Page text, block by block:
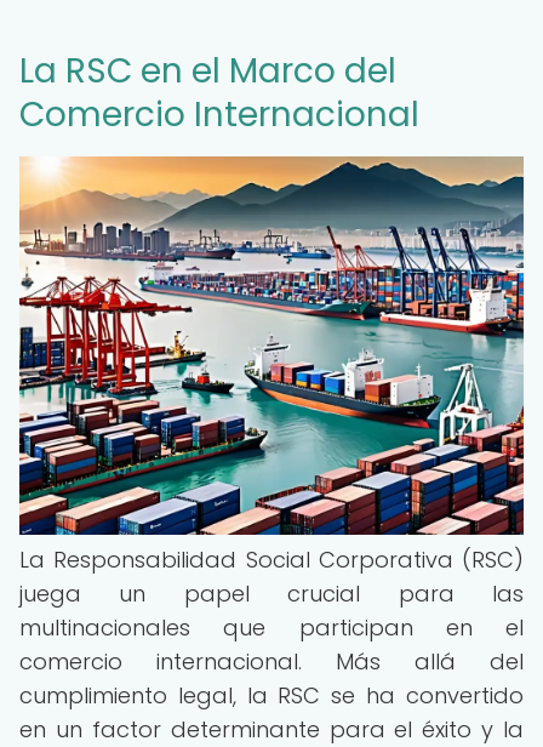
La RSC en el Marco del
Comercio Internacional
La Responsabilidad Social Corporativa (RSC)
juega un papel crucial para las
multinacionales que participan en el
comercio internacional. Más allá del
cumplimiento legal, la RSC se ha convertido
en un factor determinante para el éxito y la